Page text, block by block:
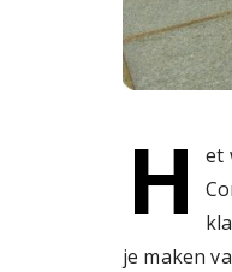
H
et
je maken